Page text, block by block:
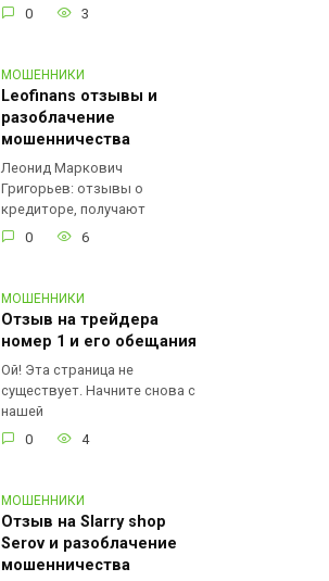
0
3
МОШЕННИКИ
Leofinans отзывы и
разоблачение
мошенничества
Леонид Маркович
Григорьев: отзывы о
кредиторе, получают
0
6
МОШЕННИКИ
Отзыв на трейдера
номер 1 и его обещания
Ой! Эта страница не
существует. Начните снова с
нашей
0
4
МОШЕННИКИ
Отзыв на Slarry shop
Serov и разоблачение
мошенничества